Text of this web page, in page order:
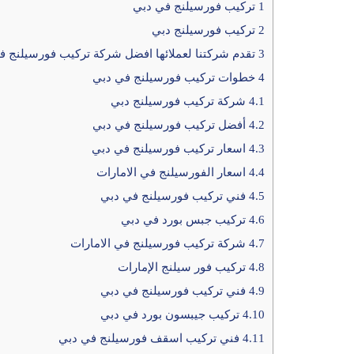
1 تركيب فورسيلنج في دبي
2 تركيب فورسيلنج دبي
3 تقدم شركتنا لعملائها افضل شركة تركيب فورسيلنج
4 خطوات تركيب فورسيلنج في دبي
4.1 شركة تركيب فورسيلنج دبي
4.2 أفضل تركيب فورسيلنج في دبي
4.3 اسعار تركيب فورسيلنج في دبي
4.4 اسعار الفورسيلنج في الامارات
4.5 فني تركيب فورسيلنج في دبي
4.6 تركيب جبس بورد في دبي
4.7 شركة تركيب فورسيلنج في الامارات
4.8 تركيب فور سيلنج الإمارات
4.9 فني تركيب فورسيلنج في دبي
4.10 تركيب جيبسون بورد في دبي
4.11 فني تركيب اسقف فورسيلنج في دبي